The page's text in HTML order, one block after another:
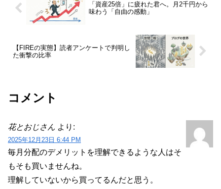
「資産25倍」に疲れた君へ。月2千円から
味わう「自由の感動」
【FIREの実態】読者アンケートで判明し
た衝撃の比率
コメント
花とおじさん より:
2025年12月23日 6:44 PM
毎月分配のデメリットを理解できるような人はそ
もそも買いませんね。
理解していないから買ってるんだと思う。